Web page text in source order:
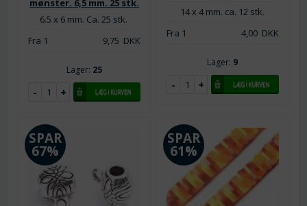
mønster. 6,5 mm. 25 stk.
6.5 x 6 mm. Ca. 25 stk.
Fra 1
9,75 DKK
Lager: 25
14 x 4 mm. ca. 12 stk.
Fra 1
4,00DKK
Lager: 9
SPAR
67%
SPAR
61%